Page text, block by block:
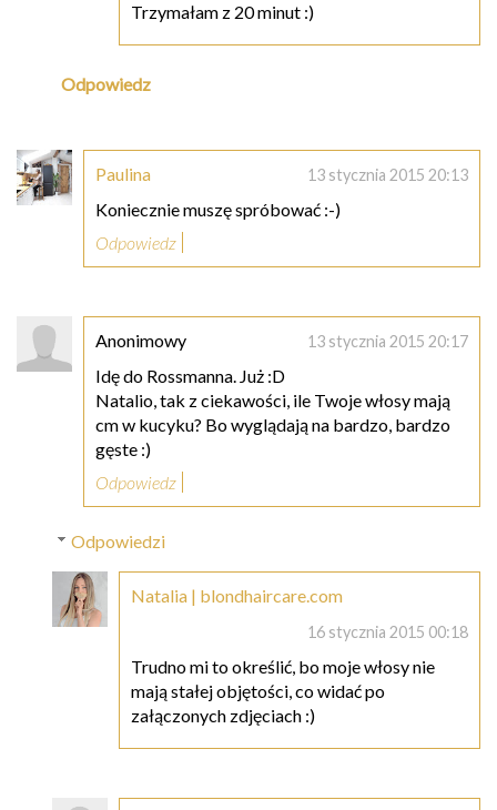
Trzymałam z 20 minut :)
Odpowiedz
Paulina 13 stycznia 2015 20:13
Koniecznie muszę spróbować :-)
Odpowiedz
Anonimowy 13 stycznia 2015 20:17
Idę do Rossmanna. Już :D
Natalio, tak z ciekawości, ile Twoje włosy mają
cm w kucyku? Bo wyglądają na bardzo, bardzo
gęste :)
Odpowiedz
Odpowiedzi
Natalia | blondhaircare.com
16 stycznia 2015 00:18
Trudno mi to określić, bo moje włosy nie
mają stałej objętości, co widać po
załączonych zdjęciach :)